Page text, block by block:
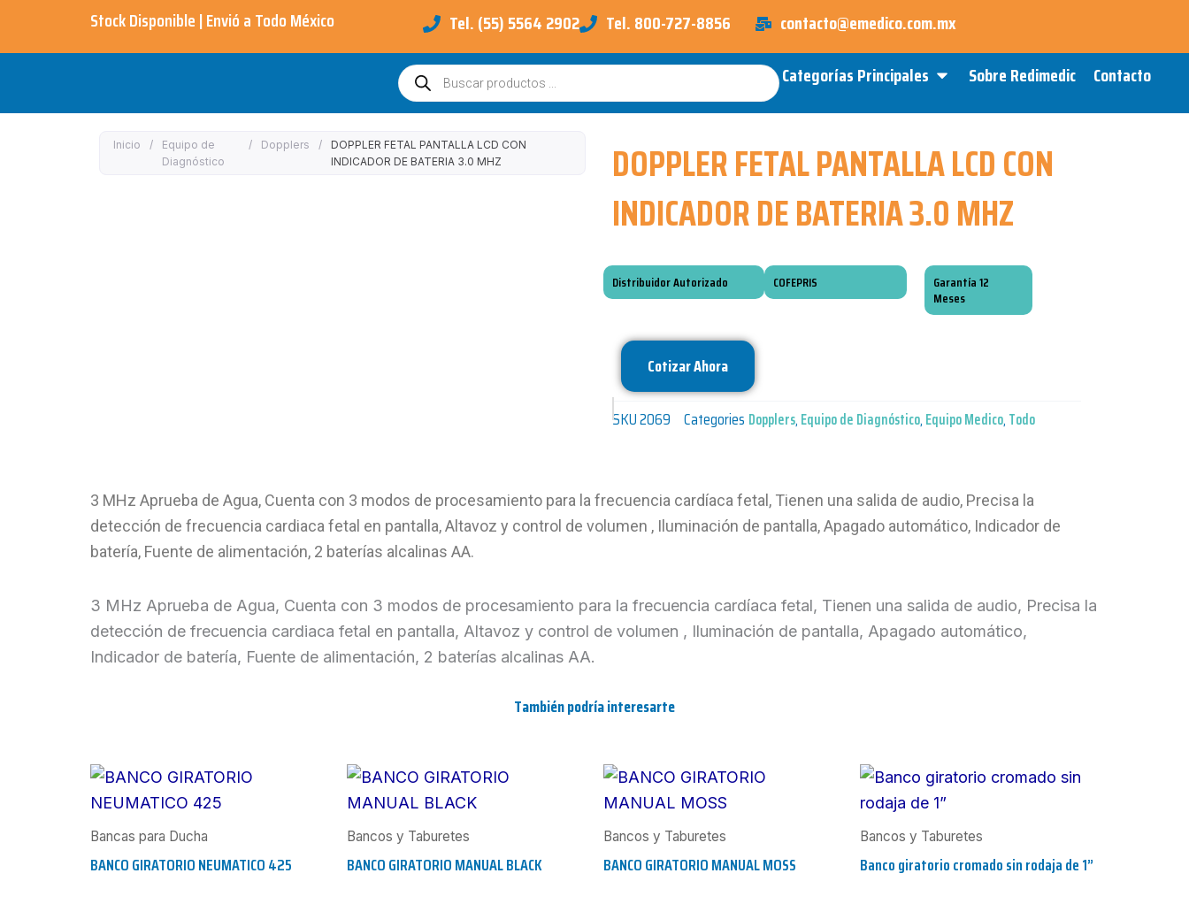
Stock Disponible | Envió a Todo México​ Tel. (55) 5564 2902 Tel. 800-727-8856 contacto@emedico.com.mx
Búsqueda
de
productos
Categorías Principales Open Categorías Principales
Sobre Redimedic Contacto
Inicio /
Equipo de
Diagnóstico
/ Dopplers /
DOPPLER FETAL PANTALLA LCD CON
INDICADOR DE BATERIA 3.0 MHZ
DOPPLER FETAL PANTALLA LCD CON
INDICADOR DE BATERIA 3.0 MHZ
Distribuidor Autorizado COFEPRIS
Garantía 12
Meses
Cotizar Ahora
SKU2069 Categories Dopplers, Equipo de Diagnóstico, Equipo Medico, Todo
3 MHz Aprueba de Agua, Cuenta con 3 modos de procesamiento para la frecuencia cardíaca fetal, Tienen una salida de audio, Precisa la
detección de frecuencia cardiaca fetal en pantalla, Altavoz y control de volumen , Iluminación de pantalla, Apagado automático, Indicador de
batería, Fuente de alimentación, 2 baterías alcalinas AA.
3 MHz Aprueba de Agua, Cuenta con 3 modos de procesamiento para la frecuencia cardíaca fetal, Tienen una salida de audio, Precisa la
detección de frecuencia cardiaca fetal en pantalla, Altavoz y control de volumen , Iluminación de pantalla, Apagado automático,
Indicador de batería, Fuente de alimentación, 2 baterías alcalinas AA.
También podría interesarte
Bancas para Ducha
BANCO GIRATORIO NEUMATICO 425
Bancos y Taburetes
BANCO GIRATORIO MANUAL BLACK
Bancos y Taburetes
BANCO GIRATORIO MANUAL MOSS
Bancos y Taburetes
Banco giratorio cromado sin rodaja de 1”